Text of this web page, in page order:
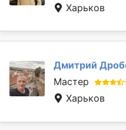
Харьков
Дмитрий
Мастер
Харьков